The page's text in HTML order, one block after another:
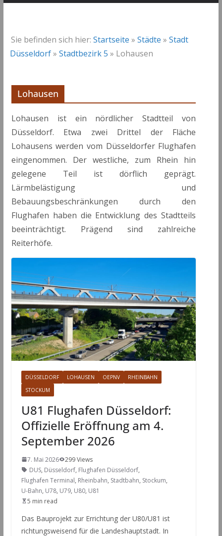
Sie befinden sich hier: Startseite » Städte » Stadt
Düsseldorf» Stadtbezirk 5 » Lohausen
Lohausen
Lohausen ist ein nördlicher Stadtteil von
Düsseldorf. Etwa zwei Drittel der Fläche
Lohausens werden vom Düsseldorfer Flughafen
eingenommen. Der westliche, zum Rhein hin
gelegene Teil ist dörflich geprägt.
Lärmbelästigung und
Bebauungsbeschränkungen durch den
Flughafen haben die Entwicklung des Stadtteils
beeinträchtigt. Prägend sind zahlreiche
Reiterhöfe.
DÜSSELDORF LOHAUSEN OEPNV
RHEINBAHN
STOCKUM
U81 Flughafen Düsseldorf:
Offizielle Eröffnung am 4.
September 2026
7. Mai 2026
299 Views
DUS, Düsseldorf, Flughafen Düsseldorf,
Flughafen Terminal, Rheinbahn, Stadtbahn, Stockum,
U-Bahn, U78, U79, U80, U81
5 min read
Das Bauprojekt zur Errichtung der U80/U81 ist
richtungsweisend für die Landeshauptstadt. In